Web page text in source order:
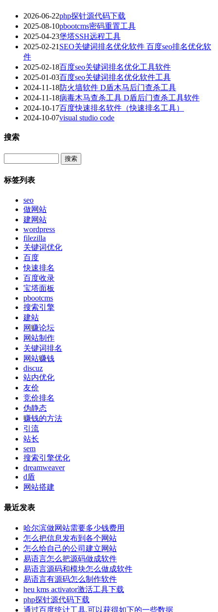
2026-06-22php探针源代码下载
2025-08-10pbootcms密码重置工具
2025-04-23堡塔SSH远程工具
2025-02-21 SEO关键词排名优化软件 百度seo排名优化软
件
2025-02-18百度seo关键词排名优化工具软件
2025-01-03百度seo关键词排名优化软件工具
2024-11-18防火墙软件 D盾木马后门查杀工具
2024-11-18病毒木马查杀工具 D盾后门查杀工具软件
2024-10-17百度快速排名软件（快速排名工具）
2024-10-07visual studio code
搜索
标签列表
seo
做网站
建网站
wordpress
filezilla
关键词优化
百度
快速排名
百度收录
宝塔面板
pbootcms
搜索引擎
建站
网赚论坛
网站制作
关键词排名
网站赚钱
discuz
站内优化
友价
竞价排名
伪静态
赚钱的方法
引流
站长
sem
搜索引擎优化
dreamweaver
d盾
网站搭建
最近发表
哈尔滨做网站需要多少钱费用
怎么把信息发布到各个网站
怎么给自己的公司建立网站
易语言怎么把源码做成软件
易语言源码和模块怎么做成软件
易语言有源码怎么制作软件
heu kms activator激活工具下载
php探针源代码下载
通过百度统计工具,可以获得如下的一些数据